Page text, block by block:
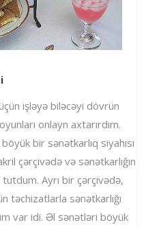
işləyə biləcəyi dövrün
onlayn axtarırdım.
bir sənətkarlıq siyahısı
çərçivədə və sənətkarlığın
tutdum. Ayrı bir çərçivədə,
təchizatlarla sənətkarlığı
var idi. Əl sənətləri böyük